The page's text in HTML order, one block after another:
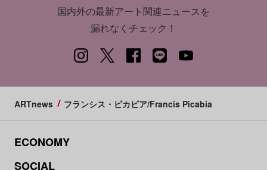
国内外の最新アート関連ニュースを
漏れなくチェック！
ARTnews フランシス・ピカビア/Francis Picabia
ECONOMY
SOCIAL